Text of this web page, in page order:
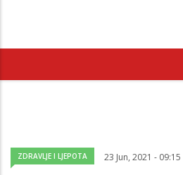
ZDRAVLJE I LJEPOTA 23 Jun, 2021 - 09:15